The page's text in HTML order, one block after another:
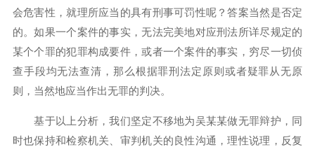
会危害性，就理所应当的具有刑事可罚性呢？答案当然是否定
的。如果一个案件的事实，无法完美地对应刑法所详尽规定的
某个个罪的犯罪构成要件，或者一个案件的事实，穷尽一切侦
查手段均无法查清，那么根据罪刑法定原则或者疑罪从无原
则，当然地应当作出无罪的判决。
基于以上分析，我们坚定不移地为吴某某做无罪辩护，同
时也保持和检察机关、审判机关的良性沟通，理性说理，反复